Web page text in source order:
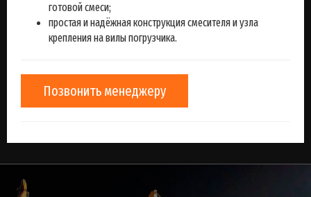
готовой смеси;
простая и надёжная конструкция смесителя и узла
крепления на вилы погрузчика.
Позвонить менеджеру